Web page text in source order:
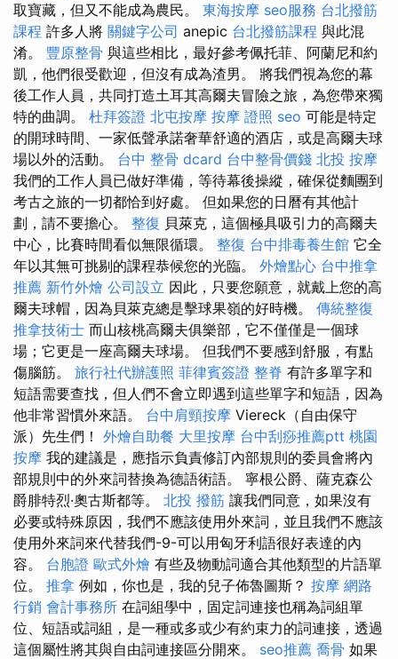
取寶藏，但又不能成為農民。 東海按摩 seo服務 台北撥筋
課程 許多人將 關鍵字公司 anepic 台北撥筋課程 與此混
淆。 豐原整骨 與這些相比，最好參考佩托菲、阿蘭尼和約
凱，他們很受歡迎，但沒有成為渣男。 將我們視為您的幕
後工作人員，共同打造土耳其高爾夫冒險之旅，為您帶來獨
特的曲調。 杜拜簽證 北屯按摩 按摩 證照 seo 可能是特定
的開球時間、一家低聲承諾奢華舒適的酒店，或是高爾夫球
場以外的活動。 台中 整骨 dcard 台中整骨價錢 北投 按摩
我們的工作人員已做好準備，等待幕後操縱，確保從麵團到
考古之旅的一切都恰到好處。 但如果您的日曆有其他計
劃，請不要擔心。 整復 貝萊克，這個極具吸引力的高爾夫
中心，比賽時間看似無限循環。 整復 台中排毒養生館 它全
年以其無可挑剔的課程恭候您的光臨。 外燴點心 台中推拿
推薦 新竹外燴 公司設立 因此，只要您願意，就戴上您的高
爾夫球帽，因為貝萊克總是擊球果嶺的好時機。 傳統整復
推拿技術士 而山核桃高爾夫俱樂部，它不僅僅是一個球
場；它更是一座高爾夫球場。 但我們不要感到舒服，有點
傷腦筋。 旅行社代辦護照 菲律賓簽證 整脊 有許多單字和
短語需要查找，但人們不會立即遇到這些單字和短語，因為
他非常習慣外來語。 台中肩頸按摩 Viereck（自由保守
派）先生們！ 外燴自助餐 大里按摩 台中刮痧推薦ptt 桃園
按摩 我的建議是，應指示負責修訂內部規則的委員會將內
部規則中的外來詞替換為德語術語。 寧根公爵、薩克森公
爵腓特烈·奧古斯都等。 北投 撥筋 讓我們同意，如果沒有
必要或特殊原因，我們不應該使用外來詞，並且我們不應該
使用外來詞來代替我們-9-可以用匈牙利語很好表達的內
容。 台胞證 歐式外燴 有些及物動詞適合其他類型的片語單
位。 推拿 例如，你也是，我的兒子佈魯圖斯？ 按摩 網路
行銷 會計事務所 在詞組學中，固定詞連接也稱為詞組單
位、短語或詞組，是一種或多或少有約束力的詞連接，透過
這個屬性將其與自由詞連接區分開來。 seo推薦 喬骨 如果